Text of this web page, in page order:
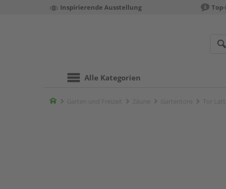
Inspirierende Ausstellung
Alle Kategorien
Home